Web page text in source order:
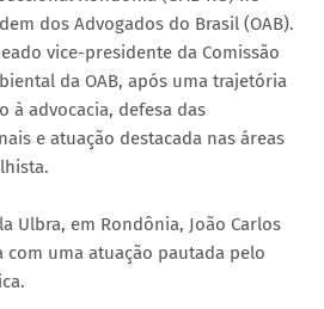
dos Advogados do Brasil (OAB).
vice-presidente da Comissão
da OAB, após uma trajetória
à advocacia, defesa das
e atuação destacada nas áreas
Ulbra, em Rondônia, João Carlos
uma atuação pautada pelo